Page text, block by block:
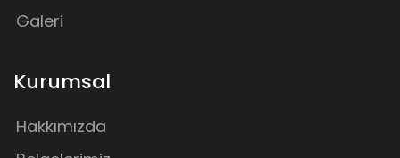
Galeri
Kurumsal
Hakkımızda